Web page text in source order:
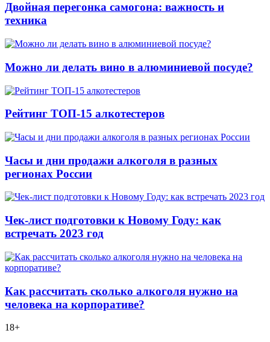
Двойная перегонка самогона: важность и
техника
Можно ли делать вино в алюминиевой посуде?
Рейтинг ТОП-15 алкотестеров
Часы и дни продажи алкоголя в разных
регионах России
Чек-лист подготовки к Новому Году: как
встречать 2023 год
Как рассчитать сколько алкоголя нужно на
человека на корпоративе?
18+